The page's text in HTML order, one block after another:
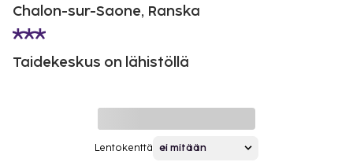
Chalon-sur-Saone, Ranska
Taidekeskus on lähistöllä
Lentokenttä